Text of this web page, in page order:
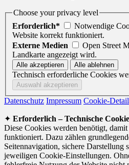
Choose your privacy level
Erforderlich*
Notwendige
Website korrekt funktioniert.
Externe Medien
Open Street
Landkarte angezeigt wird.
Technisch erforderliche Cookies
Datenschutz Impressum Cookie-
✦ Erforderlich – Technische
Diese Cookies werden benötigt,
funktioniert. Dazu zählen
Seitennavigation, sichere Darstellung
jeweiligen Cookie-Einstellungen.